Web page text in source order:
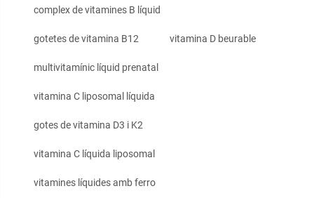
complex de vitamines B líquid
gotetes de vitamina B12 vitamina D beurable
multivitamínic líquid prenatal
vitamina C liposomal líquida
gotes de vitamina D3 i K2
vitamina C líquida liposomal
vitamines líquides amb ferro